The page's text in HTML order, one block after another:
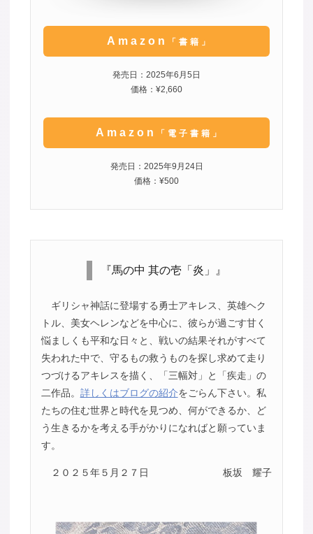
Amazon 「書籍」
発売日：2025年6月5日
価格：¥2,660
Amazon 「電子書籍」
発売日：2025年9月24日
価格：¥500
『馬の中 其の壱「炎」』
ギリシャ神話に登場する勇士アキレス、英雄ヘク
トル、美女ヘレンなどを中心に、彼らが過ごす甘く
悩ましくも平和な日々と、戦いの結果それがすべて
失われた中で、守るもの救うものを探し求めて走り
つづけるアキレスを描く、「三幅対」と「疾走」の
二作品。 詳しくはブログの紹介をごらん下さい。私
たちの住む世界と時代を見つめ、何ができるか、ど
う生きるかを考える手がかりになればと願っていま
す。
２０２５年５月２７日 板坂 耀子